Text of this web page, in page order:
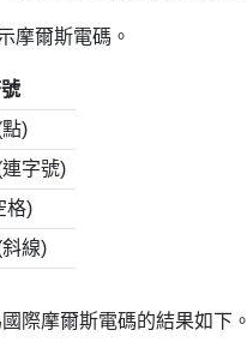
摩爾斯電碼。
點)
連字號)
格)
斜線)
際摩爾斯電碼的結果如下。